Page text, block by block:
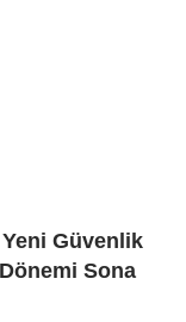
Güvenlik
Sona